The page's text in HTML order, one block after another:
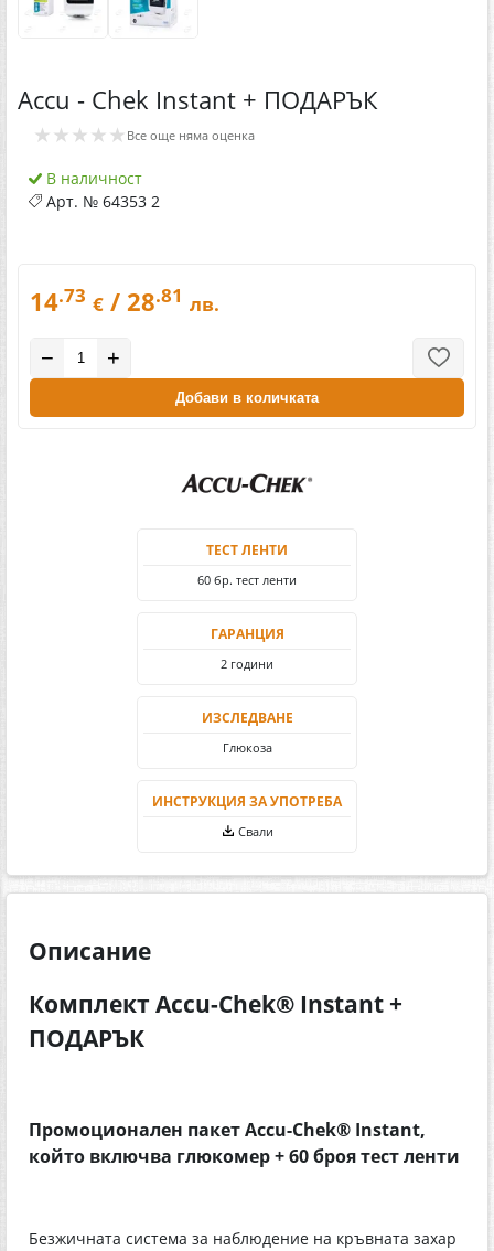
Accu - Chek Instant + ПОДАРЪК
★★★★★ Все още няма оценка
В наличност
Арт. № 64353 2
14.73 € / 28.81 лв.
− +
Добави в количката
ТЕСТ ЛЕНТИ
60 бр. тест ленти
ГАРАНЦИЯ
2 години
ИЗСЛЕДВАНЕ
Глюкоза
ИНСТРУКЦИЯ ЗА УПОТРЕБА
Свали
Описание
Комплект Accu-Chek® Instant +
ПОДАРЪК
Промоционален пакет Accu-Chek® Instant,
който включва глюкомер + 60 броя тест ленти
Безжичната система за наблюдение на кръвната захар